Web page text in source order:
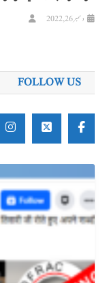
دسمبر 26, 2022
FOLLOW US